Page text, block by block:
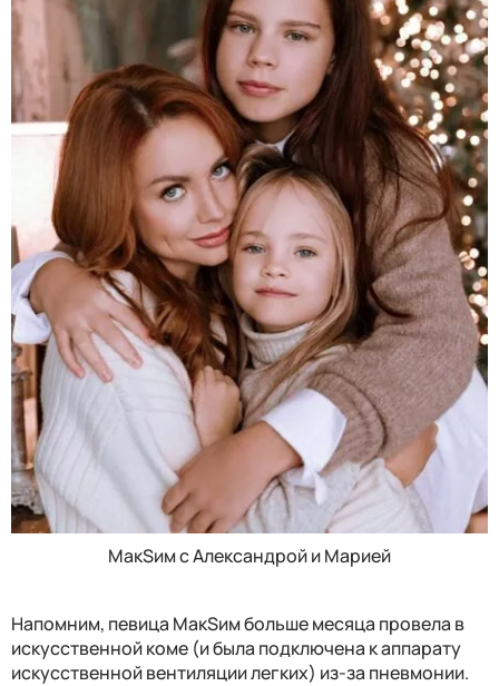
МакSим с Александрой и Марией
Напомним, певица МакSим больше месяца провела в
искусственной коме (и была подключена к аппарату
искусственной вентиляции легких) из-за пневмонии.